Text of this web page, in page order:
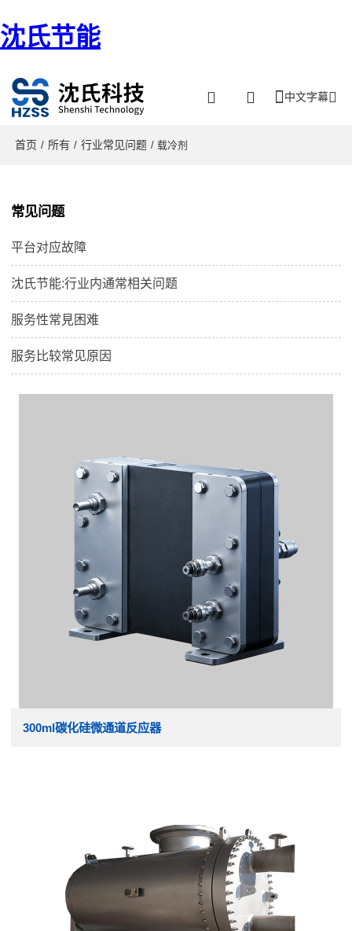
沈氏节能
中文字幕
首页 / 所有 / 行业常见问题 / 载冷剂
常见问题
平台对应故障
沈氏节能:行业内通常相关问题
服务性常見困难
服务比较常见原因
300ml碳化硅微通道反应器